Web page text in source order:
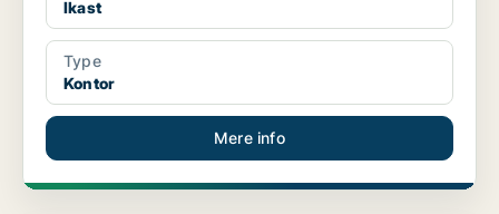
Ikast
Type
Kontor
Mere info